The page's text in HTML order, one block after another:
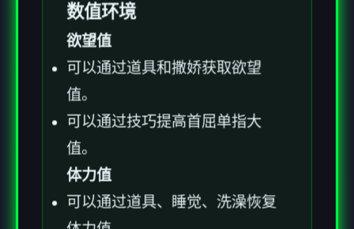
数值环境
欲望值
可以通过道具和撒娇获取欲望
值。
可以通过技巧提高首屈单指大
值。
体力值
可以通过道具、睡觉、洗澡恢复